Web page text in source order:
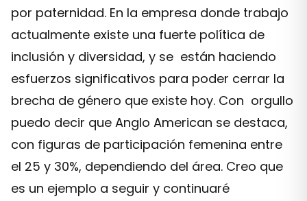
por paternidad. En la empresa donde trabajo
actualmente existe una fuerte política de
inclusión y diversidad, y se están haciendo
esfuerzos significativos para poder cerrar la
brecha de género que existe hoy. Con orgullo
puedo decir que Anglo American se destaca,
con figuras de participación femenina entre
el 25 y 30%, dependiendo del área. Creo que
es un ejemplo a seguir y continuaré